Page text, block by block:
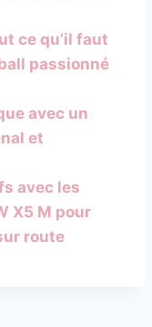
ce qu’il faut
passionné
avec un
et
avec les
X5 M pour
route